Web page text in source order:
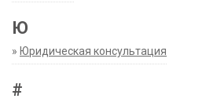
Ю
» Юридическая консультация
#